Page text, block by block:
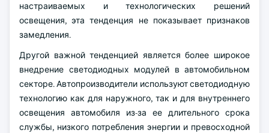
настраиваемых и технологических решений
освещения, эта тенденция не показывает признаков
замедления.
Другой важной тенденцией является более широкое
внедрение светодиодных модулей в автомобильном
секторе. Автопроизводители используют светодиодную
технологию как для наружного, так и для внутреннего
освещения автомобиля из-за ее длительного срока
службы, низкого потребления энергии и превосходной